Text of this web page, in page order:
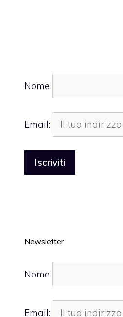
Nome
Email:
Newsletter
Nome
Email: